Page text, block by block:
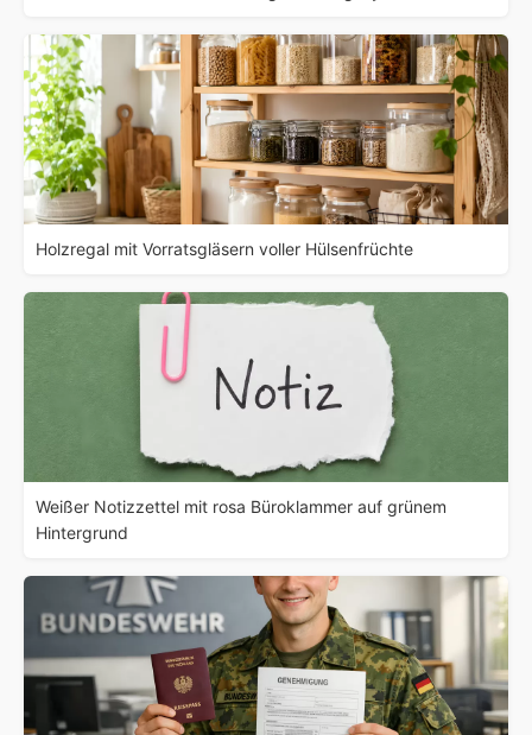
Holzregal mit Vorratsgläsern voller Hülsenfrüchte
Weißer Notizzettel mit rosa Büroklammer auf grünem
Hintergrund